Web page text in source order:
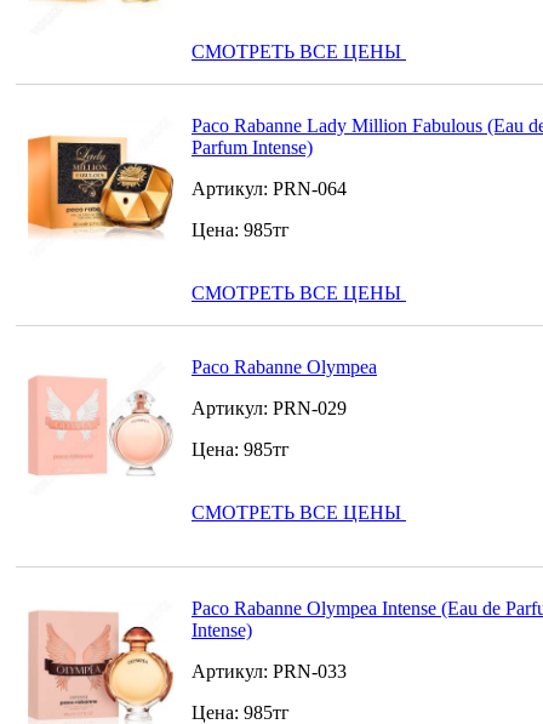
СМОТРЕТЬ ВСЕ ЦЕНЫ
Paco Rabanne Lady Million Fabulous (Eau
Parfum Intense)
Артикул: PRN-064
Цена: 985тг
СМОТРЕТЬ ВСЕ ЦЕНЫ
Paco Rabanne Olympea
Артикул: PRN-029
Цена: 985тг
СМОТРЕТЬ ВСЕ ЦЕНЫ
Paco Rabanne Olympea Intense (Eau de
Intense)
Артикул: PRN-033
Цена: 985тг